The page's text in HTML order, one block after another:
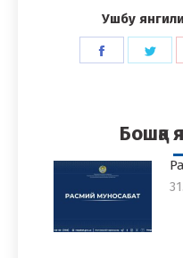
Ушбу
Share
Бошқа